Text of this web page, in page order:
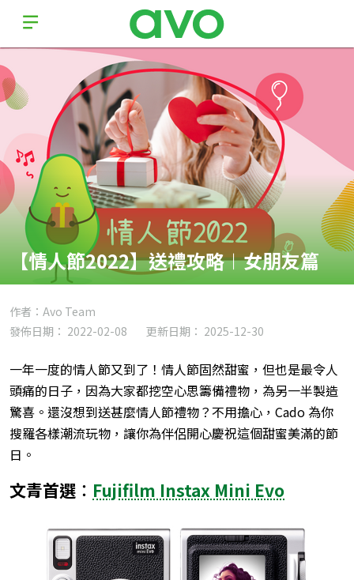
【情人節2022】送禮攻略︱女朋友篇
作者：Avo Team
發佈日期： 2022-02-08
更新日期： 2025-12-30
一年一度的情人節又到了！情人節固然甜蜜，但也是最令人
頭痛的日子，因為大家都挖空心思籌備禮物，為另一半製造
驚喜。還沒想到送甚麼情人節禮物？不用擔心，Cado 為你
搜羅各樣潮流玩物，讓你為伴侶開心慶祝這個甜蜜美滿的節
日。
文青首選︰ Fujifilm Instax Mini Evo